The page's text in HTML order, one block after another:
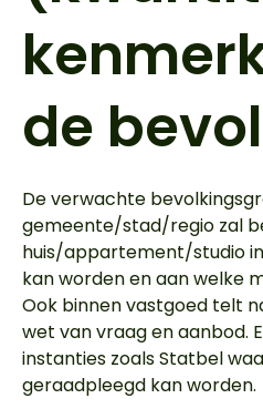
de
De verwachte
gemeente/stad/regio zal
huis/appartement/studio
kan worden en aan welke
Ook binnen vastgoed telt
wet van vraag en aanbod.
instanties zoals Statbel
geraadpleegd kan worden.